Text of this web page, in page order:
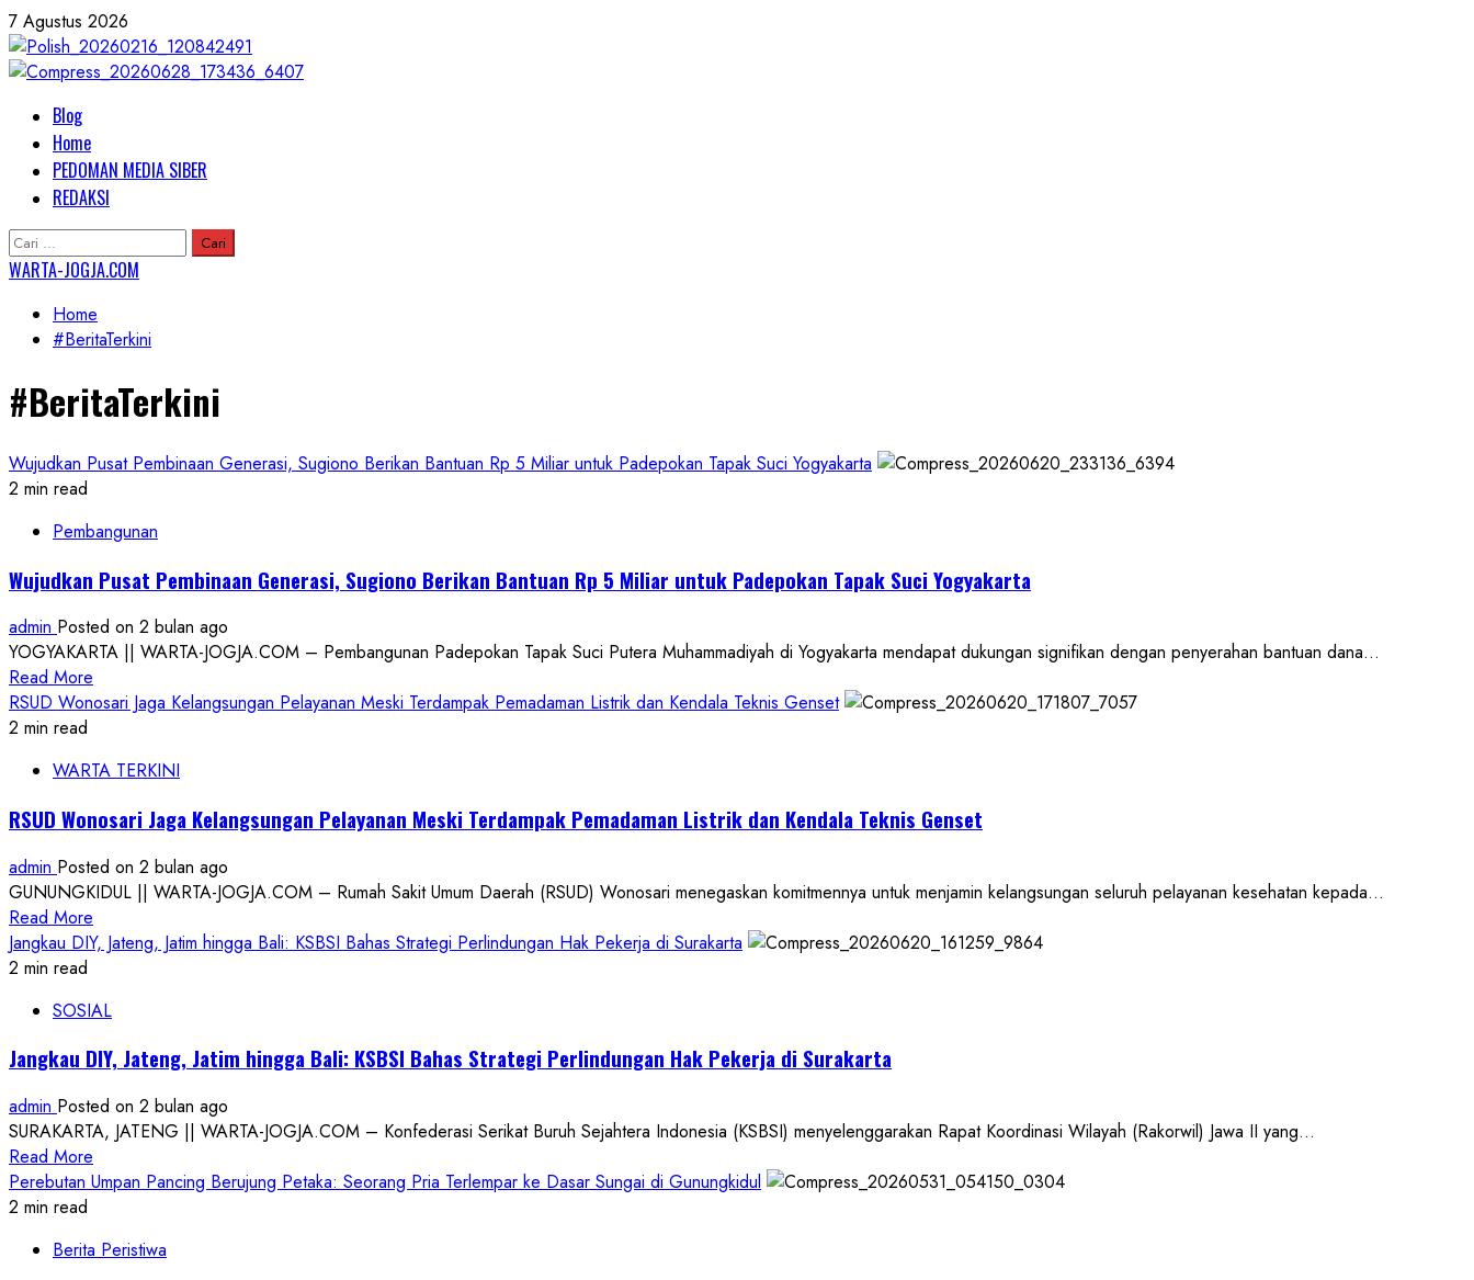
Skip
to
content
7 Agustus 2026
Primary
Menu
Blog
Home
PEDOMAN MEDIA SIBER
REDAKSI
Cari
untuk:
WARTA-JOGJA.COM
Home
#BeritaTerkini
#BeritaTerkini
Wujudkan Pusat Pembinaan Generasi, Sugiono Berikan Bantuan Rp 5 Miliar untuk Padepokan Tapak Suci Yogyakarta
2 min read
Pembangunan
Wujudkan Pusat Pembinaan Generasi, Sugiono Berikan Bantuan Rp 5 Miliar untuk Padepokan Tapak Suci Yogyakarta
admin Posted on 2 bulan ago
YOGYAKARTA || WARTA-JOGJA.COM – Pembangunan Padepokan Tapak Suci Putera Muhammadiyah di Yogyakarta mendapat dukungan signifikan dengan penyerahan bantuan dana...
Read More
more
Pusat
Generasi,
Sugiono
Berikan
Bantuan
Rp
5
untuk
Tapak
Yogyakarta
RSUD Wonosari Jaga Kelangsungan Pelayanan Meski Terdampak Pemadaman Listrik dan Kendala Teknis Genset
2 min read
WARTA TERKINI
RSUD Wonosari Jaga Kelangsungan Pelayanan Meski Terdampak Pemadaman Listrik dan Kendala Teknis Genset
admin Posted on 2 bulan ago
GUNUNGKIDUL || WARTA-JOGJA.COM – Rumah Sakit Umum Daerah (RSUD) Wonosari menegaskan komitmennya untuk menjamin kelangsungan seluruh pelayanan kesehatan kepada...
Read More
more
Wonosari
Kelangsungan
Pelayanan
Meski
Terdampak
Pemadaman
Listrik
Kendala
Jangkau DIY, Jateng, Jatim hingga Bali: KSBSI Bahas Strategi Perlindungan Hak Pekerja di Surakarta
2 min read
SOSIAL
Jangkau DIY, Jateng, Jatim hingga Bali: KSBSI Bahas Strategi Perlindungan Hak Pekerja di Surakarta
admin Posted on 2 bulan ago
SURAKARTA, JATENG || WARTA-JOGJA.COM – Konfederasi Serikat Buruh Sejahtera Indonesia (KSBSI) menyelenggarakan Rapat Koordinasi Wilayah (Rakorwil) Jawa II yang...
Read More
more
DIY,
Perebutan Umpan Pancing Berujung Petaka: Seorang Pria Terlempar ke Dasar Sungai di Gunungkidul
2 min read
Berita Peristiwa